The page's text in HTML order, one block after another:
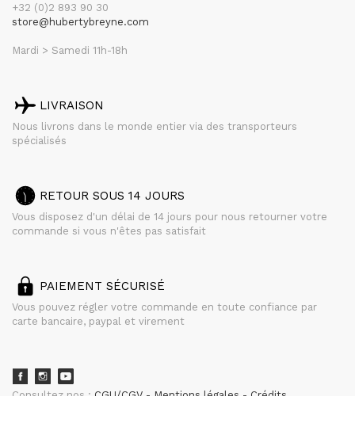
+32 (0)2 893 90 30
store@hubertybreyne.com
Mardi > Samedi 11h-18h
LIVRAISON
Nous livrons dans le monde entier via des transporteurs
spécialisés
RETOUR SOUS 14 JOURS
Vous disposez d'un délai de 14 jours pour nous retourner votre
commande si vous n'êtes pas satisfait
PAIEMENT SÉCURISÉ
Vous pouvez régler votre commande en toute confiance par
carte bancaire, paypal et virement
Consultez nos : CGU/CGV Mentions légales
Crédits